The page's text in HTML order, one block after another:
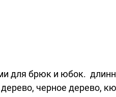
для брюк и юбок.
черное дерево,